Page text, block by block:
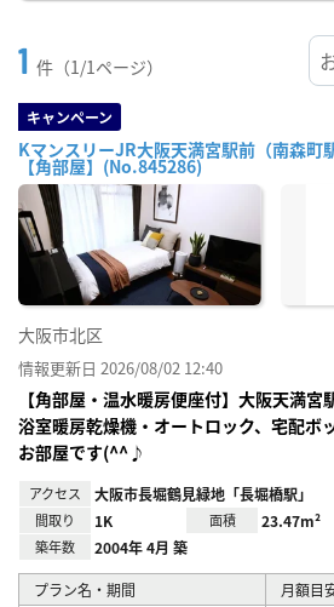
1 件（1/1ページ）
キャンペーン
KマンスリーJR大阪天満宮駅前（南森町
【角部屋】(No.845286)
大阪市北区
情報更新日 2026/08/02 12:40
【角部屋・温水暖房便座付】大阪天満
浴室暖房乾燥機・オートロック、宅配ボ
お部屋です(^^♪
アクセス 大阪市長堀鶴見緑地「長堀橋駅」
間取り 1K 面積 23.47m²
築年数 2004年 4月 築
プラン名・期間 月額目